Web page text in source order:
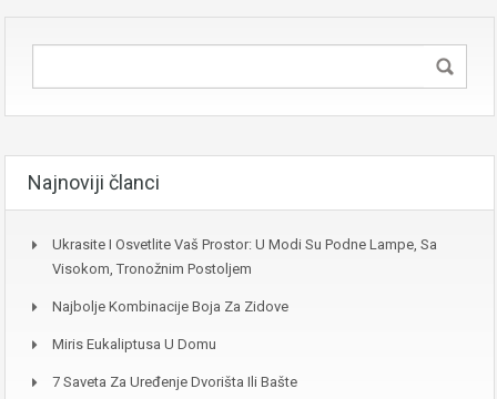
Najnoviji članci
Ukrasite I Osvetlite Vaš Prostor: U Modi Su Podne Lampe, Sa
Visokom, Tronožnim Postoljem
Najbolje Kombinacije Boja Za Zidove
Miris Eukaliptusa U Domu
7 Saveta Za Uređenje Dvorišta Ili Bašte